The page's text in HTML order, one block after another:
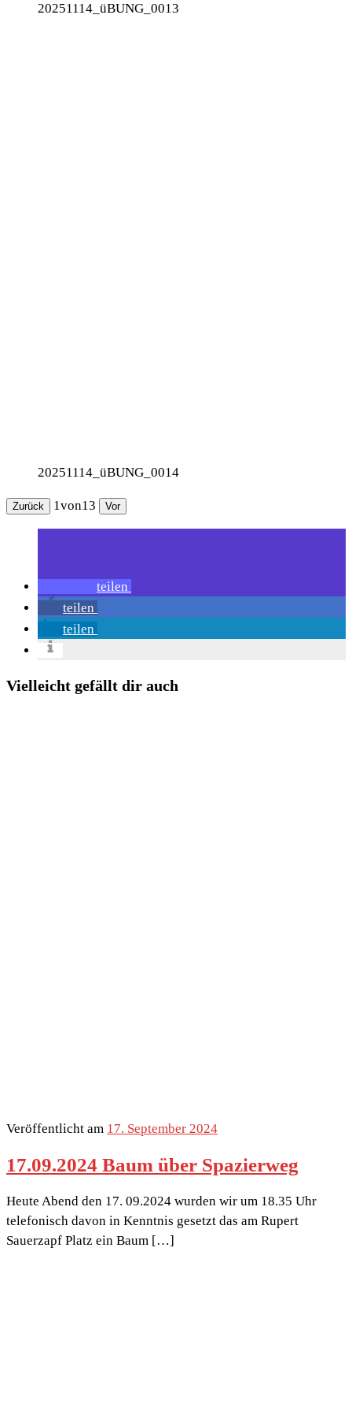
20251114_üBUNG_0013
20251114_üBUNG_0014
Zurück 1von13 Vor
teilen
teilen
teilen
Vielleicht gefällt dir auch
Veröffentlicht am 17. September 2024
17.09.2024 Baum über Spazierweg
Heute Abend den 17. 09.2024 wurden wir um 18.35 Uhr
telefonisch davon in Kenntnis gesetzt das am Rupert
Sauerzapf Platz ein Baum […]